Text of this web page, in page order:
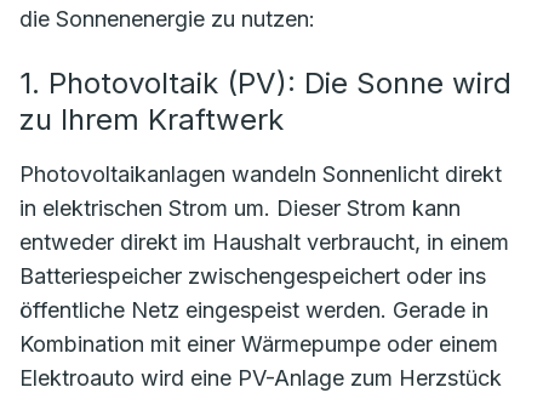
die Sonnenenergie zu nutzen:
1. Photovoltaik (PV): Die Sonne wird
zu Ihrem Kraftwerk
Photovoltaikanlagen wandeln Sonnenlicht direkt
in elektrischen Strom um. Dieser Strom kann
entweder direkt im Haushalt verbraucht, in einem
Batteriespeicher zwischengespeichert oder ins
öffentliche Netz eingespeist werden. Gerade in
Kombination mit einer Wärmepumpe oder einem
Elektroauto wird eine PV-Anlage zum Herzstück